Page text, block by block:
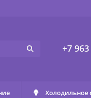
+7
Холодильное